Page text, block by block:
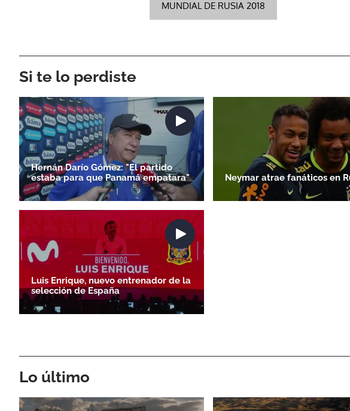
MUNDIAL DE RUSIA 2018
Si te lo perdiste
Hernán Darío Gómez: "El partido
estaba para que Panamá empatara"
Neymar atrae fanáticos en
Luis Enrique, nuevo entrenador de la
selección de España
Lo último